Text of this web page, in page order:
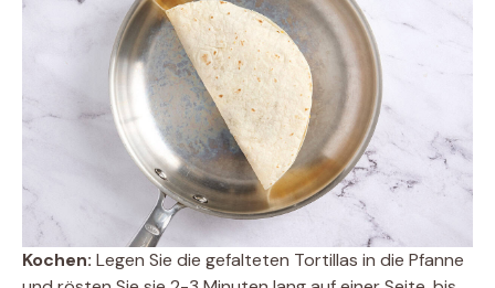
Kochen: Legen Sie die gefalteten Tortillas in die Pfanne